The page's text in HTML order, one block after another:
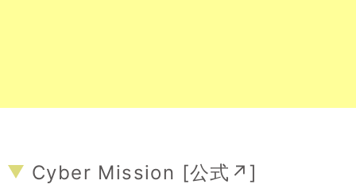
Cyber Mission [公式↗]